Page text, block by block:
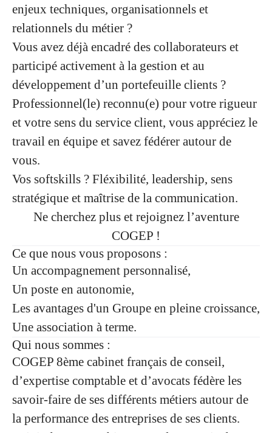
enjeux techniques, organisationnels et
relationnels du métier ?
Vous avez déjà encadré des collaborateurs et
participé activement à la gestion et au
développement d’un portefeuille clients ?
Professionnel(le) reconnu(e) pour votre rigueur
et votre sens du service client, vous appréciez le
travail en équipe et savez fédérer autour de
vous.
Vos softskills ? Fléxibilité, leadership, sens
stratégique et maîtrise de la communication.
Ne cherchez plus et rejoignez l’aventure
COGEP !
Ce que nous vous proposons :
Un accompagnement personnalisé,
Un poste en autonomie,
Les avantages d'un Groupe en pleine croissance,
Une association à terme.
Qui nous sommes :
COGEP 8ème cabinet français de conseil,
d’expertise comptable et d’avocats fédère les
savoir-faire de ses différents métiers autour de
la performance des entreprises de ses clients.